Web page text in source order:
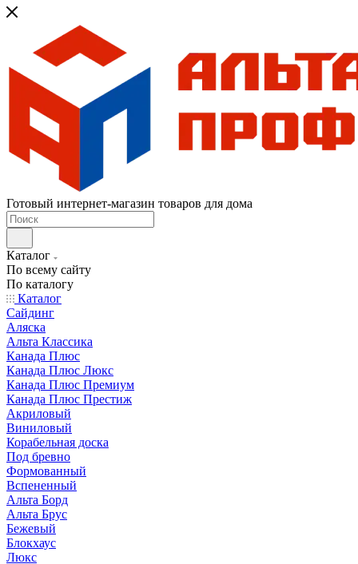
Готовый интернет-магазин товаров для дома
Каталог
По всему сайту
По каталогу
Каталог
Сайдинг
Аляска
Альта Классика
Канада Плюс
Канада Плюс Люкс
Канада Плюс Премиум
Канада Плюс Престиж
Акриловый
Виниловый
Корабельная доска
Под бревно
Формованный
Вспененный
Альта Борд
Альта Брус
Бежевый
Блокхаус
Люкс